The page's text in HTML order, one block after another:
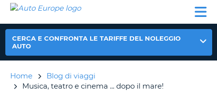
NOLEGGIO
NOLEGGIO
AUTO
EUROPE
NOLEGGIO
CAMPER
PARTNER
AIUTO
CERCA E CONFRONTA LE TARIFFE DEL NOLEGGIO
AUTO
Home
Blog di viaggi
Musica, teatro e cinema ... dopo il mare!